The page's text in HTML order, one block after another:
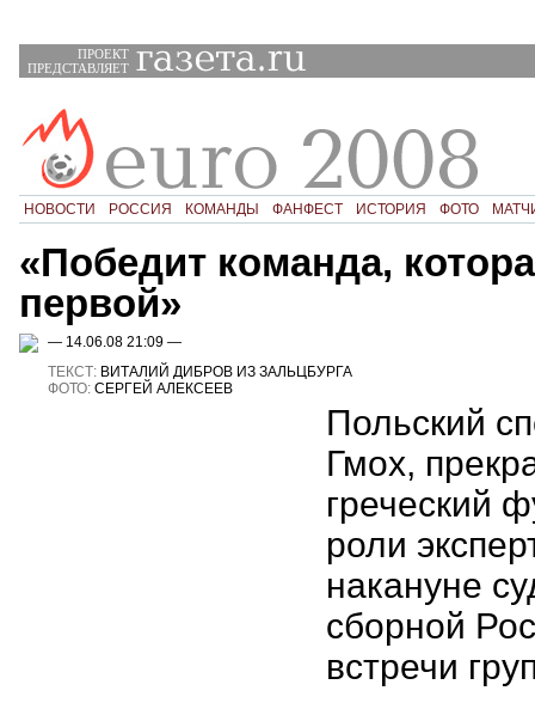
ПРОЕКТ
ПРЕДСТАВЛЯЕТ
НОВОСТИ РОССИЯ КОМАНДЫ ФАНФЕСТ ИСТОРИЯ ФОТО
«Победит команда,
первой»
— 14.06.08 21:09 —
ТЕКСТ: ВИТАЛИЙ ДИБРОВ ИЗ ЗАЛЬЦБУРГА
ФОТО: СЕРГЕЙ АЛЕКСЕЕВ
Польский
Гмох,
греческий
роли
накануне
сборной
встречи